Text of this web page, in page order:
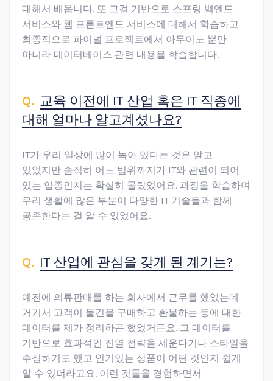
대해서 배웁니다. 또 그걸 기반으로 스프링 백엔드
서비스와 웹 프론트엔드 서비스에 대해서 학습하고
최종적으로 파이널 프로젝트에서 아두이노 뿐만
아니라 데이터베이스 관련 내용을 학습합니다.
교육 이전에 IT 산업 혹은 IT 직종에
대해 얼마나 알고계셨나요?
IT가 우리 일상에 많이 녹아 있다는 것은 알고
있었지만 솔직히 어느 범위까지가 IT와 관련이 되어
있는 업종인지는 확실히 몰랐었어요. 과정을 학습하며
우리 생활에 많은 부분이 다양한 IT 기술들과 함께
공존한다는 걸 알 수 있었어요.
IT 산업에 관심을 갖게 된 계기는?
예전에 의류판매를 하는 회사에서 근무를 했었는데
거기서 고객이 물건을 구매하고 환불하는 등에 대한
데이터를 제가 정리하곤 했었거든요. 그 데이터를
기반으로 효과적인 진열 전략을 세운다거나 스타일을
수정하기도 했고 인기있는 상품이 어떤 것인지 쉽게
알 수 있더라고요. 이런 것들을 경험하면서